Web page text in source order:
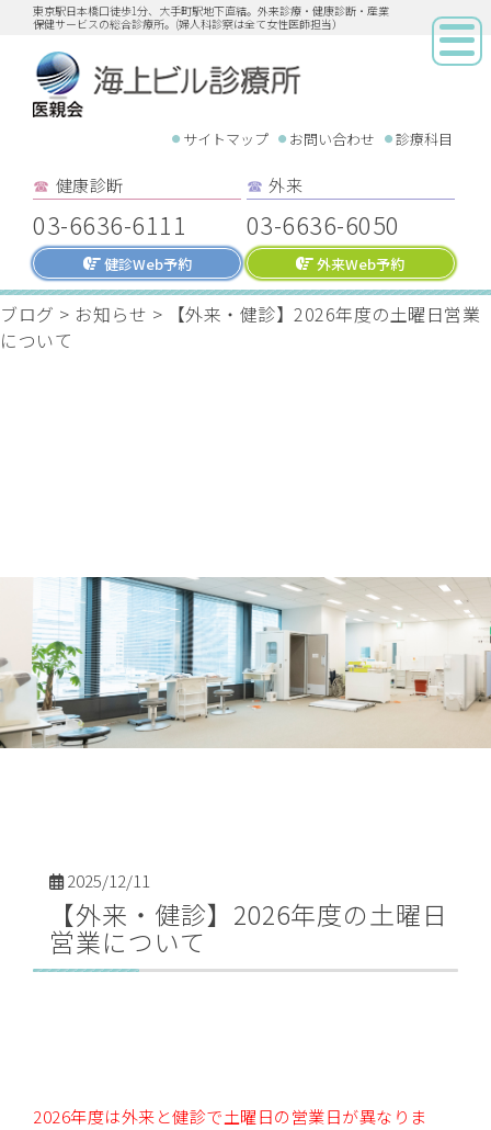
東京駅日本橋口徒歩1分、大手町駅地下直結。外来診療・健康診断・産業
保健サービスの総合診療所。(婦人科診察は全て女性医師担当）
サイトマップ お問い合わせ 診療科目
☎︎ 健康診断
03-6636-6111
健診Web予約
☎︎ 外来
03-6636-6050
外来Web予約
ブログ > お知らせ >
【外来・健診】2026年度の土曜日営業
について
2025/12/11
【外来・健診】2026年度の土曜日
営業について
2026年度は外来と健診で土曜日の営業日が異なりま